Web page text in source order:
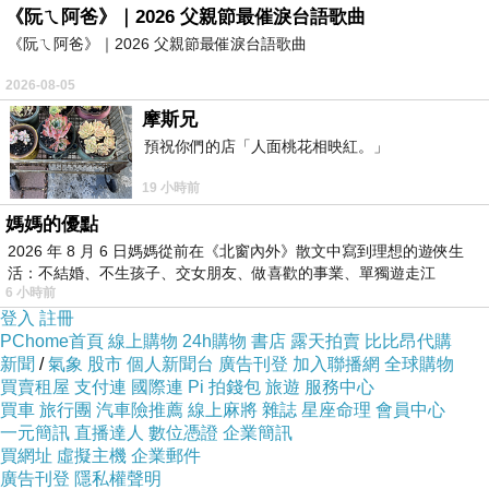
刻完試蓋時，
總覺得這NG章若蓋滿整張包裝紙，
乍看之下或許會產生進口舶來品的錯覺～
不過真沒那麼多時間玩，
所以草草蓋了一點就停手了。
《阮ㄟ阿爸》｜2026 父親節最催淚台語歌曲
《阮ㄟ阿爸》｜2026 父親節最催淚台語歌曲
2026-08-05
摩斯兄
預祝你們的店「人面桃花相映紅。」
19 小時前
媽媽的優點
2026 年 8 月 6 日媽媽從前在《北窗內外》散文中寫到理想的遊俠生
活：不結婚、不生孩子、交女朋友、做喜歡的事業、單獨遊走江
湖⋯⋯，
6 小時前
登入 註冊
PChome首頁 線上購物 24h購物 書店 露天拍賣 比比昂代購
新聞 /氣象 股市 個人新聞台 廣告刊登 加入聯播網 全球購物
買賣租屋 支付連 國際連 Pi 拍錢包 旅遊 服務中心
買車 旅行團 汽車險推薦 線上麻將 雜誌 星座命理 會員中心
一元簡訊 直播達人 數位憑證 企業簡訊
買網址 虛擬主機 企業郵件
廣告刊登 隱私權聲明